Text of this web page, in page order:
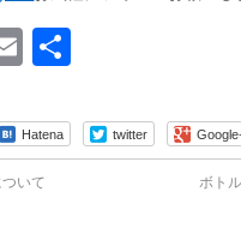
Email
Hatena twitter
いて ボト